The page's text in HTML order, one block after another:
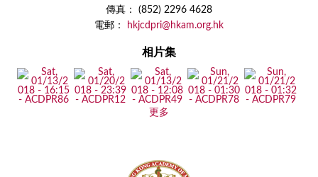
傳真： (852) 2296 4628
電郵：
hkjcdpri@hkam.org.hk
相片集
更多